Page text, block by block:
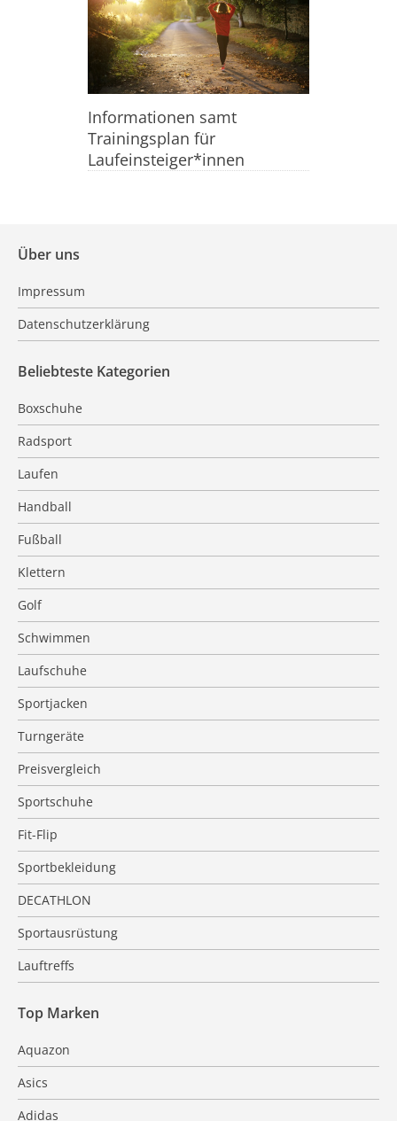
Informationen samt
Trainingsplan für
Laufeinsteiger*innen
Über uns
Impressum
Datenschutzerklärung
Beliebteste Kategorien
Boxschuhe
Radsport
Laufen
Handball
Fußball
Klettern
Golf
Schwimmen
Laufschuhe
Sportjacken
Turngeräte
Preisvergleich
Sportschuhe
Fit-Flip
Sportbekleidung
DECATHLON
Sportausrüstung
Lauftreffs
Top Marken
Aquazon
Asics
Adidas